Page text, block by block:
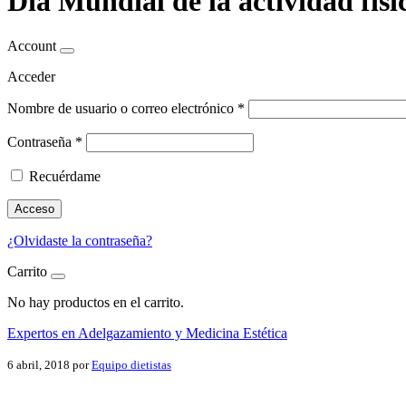
Account
Acceder
Nombre de usuario o correo electrónico *
Contraseña *
Recuérdame
Acceso
¿Olvidaste la contraseña?
Carrito
No hay productos en el carrito.
Expertos en Adelgazamiento y Medicina Estética
6 abril, 2018 porEquipo dietistas